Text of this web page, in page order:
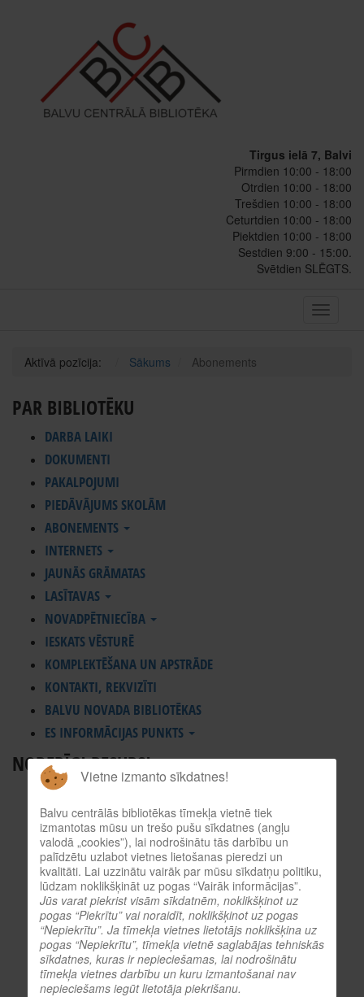
Tirgus ielā 7, Balvi
Pirmdien 10:00 - 18:00
Otrdien 10:00 - 18:00
Trešdien 10:00 - 18:00
Ceturtdien 10:00 - 18:00
Piektdien 10:00 - 18:00
Sestdien 9:00 - 15:00.
Svētdien SLĒGTS.
Toggle
Aktīvā pozīcija: Sākums Abonements
PAR BIBLIOTĒKU
DARBA LAIKI
DOKUMENTI
PAKALPOJUMI
PIEDĀVĀJUMS SKOLĀM
ABONEMENTS
INTERNETS
JAUNĀS GRĀMATAS
LASĪTAVAS
NOVADPĒTNIECĪBA
IESKATS VĒSTURĒ
KOMPLEKTĒŠANA UN APSTRĀDE
KONTAKTI, REKVIZĪTI
BALVU NOVADA BIBLIOTĒKAS
ES INFORMĀCIJAS PUNKTS
NODERĪGI RESURSI
TIEŠSAISTES KATALOGS
KULTŪRVĒSTURES DATUBĀZE
MĒS ESAM POPULĀRI!
ATTĒLI NO PASĀKUMIEM
LNB DIGITĀLĀ BIBLIOTĒKA
KULTŪRA TĪMEKLĪ
VĒRTS IZLASĪT!
PROFESIONĀLIE RESURSI
O.SLIŠĀNS
Vietne izmanto sīkdatnes!
Balvu centrālās bibliotēkas tīmekļa vietnē tiek
izmantotas mūsu un trešo pušu sīkdatnes (angļu
valodā „cookies”), lai nodrošinātu tās darbību un
palīdzētu uzlabot vietnes lietošanas pieredzi un
kvalitāti. Lai uzzinātu vairāk par mūsu sīkdatņu politiku,
lūdzam noklikšķināt uz pogas “Vairāk informācijas”.
Jūs varat piekrist visām sīkdatnēm, noklikšķinot uz
pogas “Piekrītu” vai noraidīt, noklikšķinot uz pogas
“Nepiekrītu”. Ja tīmekļa vietnes lietotājs noklikšķina uz
pogas “Nepiekrītu”, tīmekļa vietnē saglabājas tehniskās
sīkdatnes, kuras ir nepieciešamas, lai nodrošinātu
tīmekļa vietnes darbību un kuru izmantošanai nav
nepieciešams iegūt lietotāja piekrišanu.